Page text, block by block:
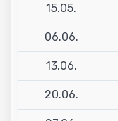
15.05.
06.06.
13.06.
20.06.